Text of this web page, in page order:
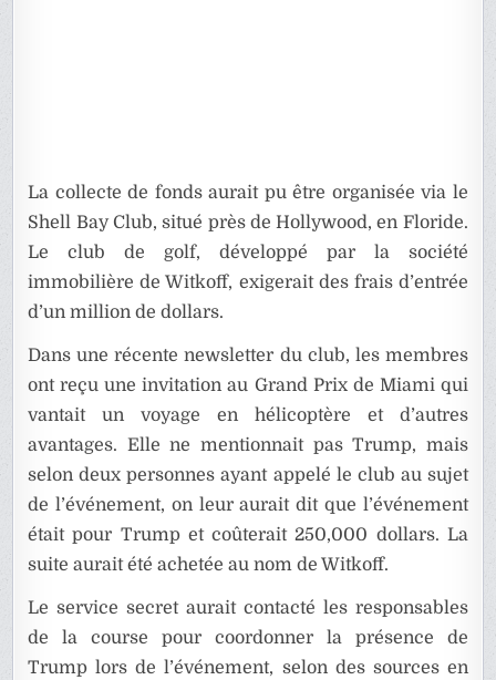
La collecte de fonds aurait pu être organisée via le
Shell Bay Club, situé près de Hollywood, en Floride.
Le club de golf, développé par la société
immobilière de Witkoff, exigerait des frais d’entrée
d’un million de dollars.
Dans une récente newsletter du club, les membres
ont reçu une invitation au Grand Prix de Miami qui
vantait un voyage en hélicoptère et d’autres
avantages. Elle ne mentionnait pas Trump, mais
selon deux personnes ayant appelé le club au sujet
de l’événement, on leur aurait dit que l’événement
était pour Trump et coûterait 250,000 dollars. La
suite aurait été achetée au nom de Witkoff.
Le service secret aurait contacté les responsables
de la course pour coordonner la présence de
Trump lors de l’événement, selon des sources en